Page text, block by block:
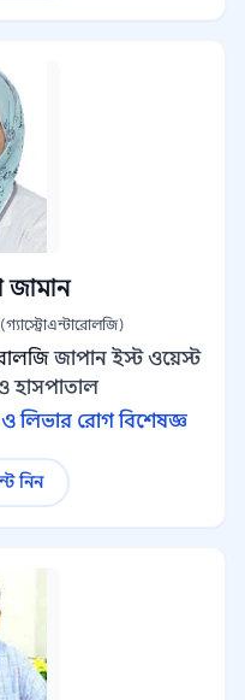
জামান
জাপান ইস্ট ওয়েস্ট
হাসপাতাল
ও লিভার রোগ বিশেষজ্ঞ
নিন